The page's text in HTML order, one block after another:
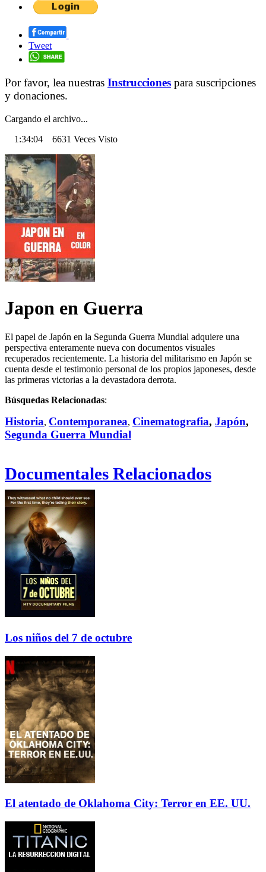
Tweet
Por favor, lea nuestras Instrucciones para suscripciones
y donaciones.
Cargando el archivo...
1:34:04 6631 Veces Visto
Japon en Guerra
El papel de Japón en la Segunda Guerra Mundial adquiere una
perspectiva enteramente nueva con documentos visuales
recuperados recientemente. La historia del militarismo en Japón se
cuenta desde el testimonio personal de los propios japoneses, desde
las primeras victorias a la devastadora derrota.
Búsquedas Relacionadas:
Historia, Contemporanea, Cinematografia, Japón,
Segunda Guerra Mundial
Documentales Relacionados
Los niños del 7 de octubre
El atentado de Oklahoma City: Terror en EE. UU.